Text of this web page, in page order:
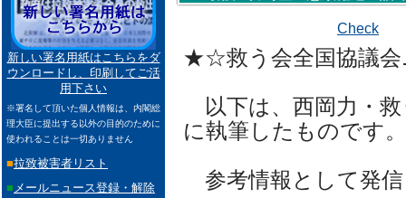
新しい署名用紙はこちらをダ
ウンロードし、印刷してご活
用下さい
※署名して頂いた個人情報は、内閣総
理大臣に提出する以外の目的のために
使われることは一切ありません
■拉致被害者リスト
■ メールニュース登録・解除
Check
★☆救う会全国協議
以下は、西岡力・救
に執筆したものです。
参考情報として発